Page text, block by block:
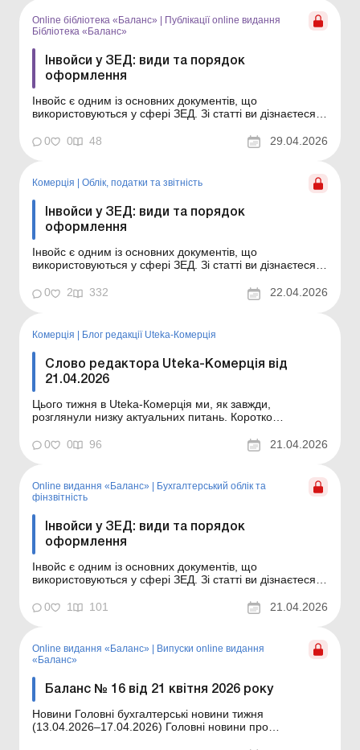
Online бібліотека «Баланс»
Публікації online видання
Бібліотека «Баланс»
Інвойси у ЗЕД: види та порядок
оформлення
Інвойс є одним із основних документів, що
використовуються у сфері ЗЕД. Зі статті ви дізнаєтеся,
увагу при їх оформленні. Бібліотека Баланс № 8
«Зовнішньоекономічна діяльність: облік в експортерів
0 0 48 29.04.2026
Комерція Облік, податки та звiтнiсть
Інвойси у ЗЕД: види та порядок
оформлення
Інвойс є одним із основних документів, що
використовуються у сфері ЗЕД. Зі статті ви дізнаєтеся,
увагу при їх оформленні. Інвойс – це основний
документ, що використовується у сфері ЗЕД для
підтвердже...
0 2 332 22.04.2026
Комерція | Блог редакції Uteka-Комерція
Слово редактора Uteka-Комерція від
21.04.2026
Цього тижня в Uteka-Комерція ми, як завжди,
розглянули низку актуальних питань. Коротко
тижня в Uteka-Комерція. Шановні колеги! Коротко
ознайомлю вас із темами статей, опублікованих цього
про...
0 0 96 21.04.2026
Online видання «Баланс»
Бухгалтерський облік та
фінзвітність
Інвойси у ЗЕД: види та порядок
оформлення
Інвойс є одним із основних документів, що
використовуються у сфері ЗЕД. Зі статті ви дізнаєтеся,
увагу при їх оформленні. Баланс № 16 від 21 квітня
2026 року Інвойс – це основний документ, що
0 1 101 21.04.2026
Online видання «Баланс»
Випуски online видання
«Баланс»
Баланс № 16 від 21 квітня 2026 року
Новини Головні бухгалтерські новини тижня
(13.04.2026–17.04.2026) Головні новини про